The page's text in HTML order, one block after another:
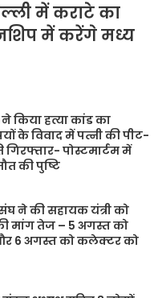
में कराटे का
में करेंगे मध्य
किया हत्या कांड का
के विवाद में पत्नी की पीट-
गिरफ्तार- पोस्टमार्टम में
की पुष्टि
ने की सहायक यंत्री को
मांग तेज – 5 अगस्त को
6 अगस्त को कलेक्टर को